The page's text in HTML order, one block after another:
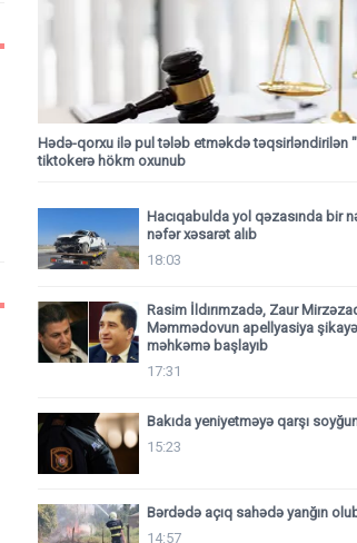
Hədə-qorxu ilə pul tələb etməkdə təqsirləndirilən
tiktokerə hökm oxunub
Hacıqabulda yol qəzasında bir
nəfər xəsarət alıb
18:03
Rasim İldırımzadə, Zaur
Məmmədovun apellyasiya
məhkəmə başlayıb
17:31
Bakıda yeniyetməyə qarşı
15:23
Bərdədə açıq sahədə yanğın
14:57